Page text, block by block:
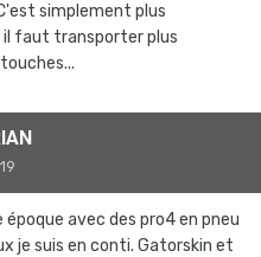
simplement plus
faut transporter plus
avec des pro4 en pneu
je suis en conti. Gatorskin et